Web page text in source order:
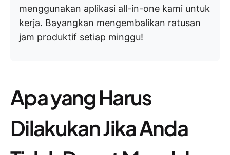
menggunakan aplikasi all-in-one kami untuk
kerja. Bayangkan mengembalikan ratusan
jam produktif setiap minggu!
Apa yang Harus
Dilakukan Jika Anda